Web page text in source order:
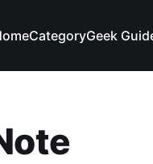
CategoryGeek